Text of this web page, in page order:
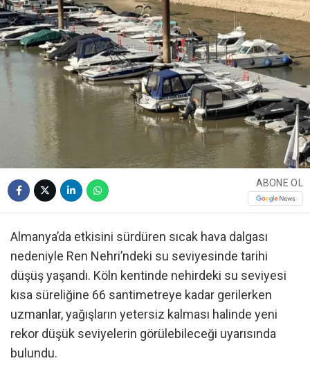
ABONE OL
Almanya’da etkisini sürdüren sıcak hava dalgası
nedeniyle Ren Nehri’ndeki su seviyesinde tarihi
düşüş yaşandı. Köln kentinde nehirdeki su seviyesi
kısa süreliğine 66 santimetreye kadar gerilerken
uzmanlar, yağışların yetersiz kalması halinde yeni
rekor düşük seviyelerin görülebileceği uyarısında
bulundu.